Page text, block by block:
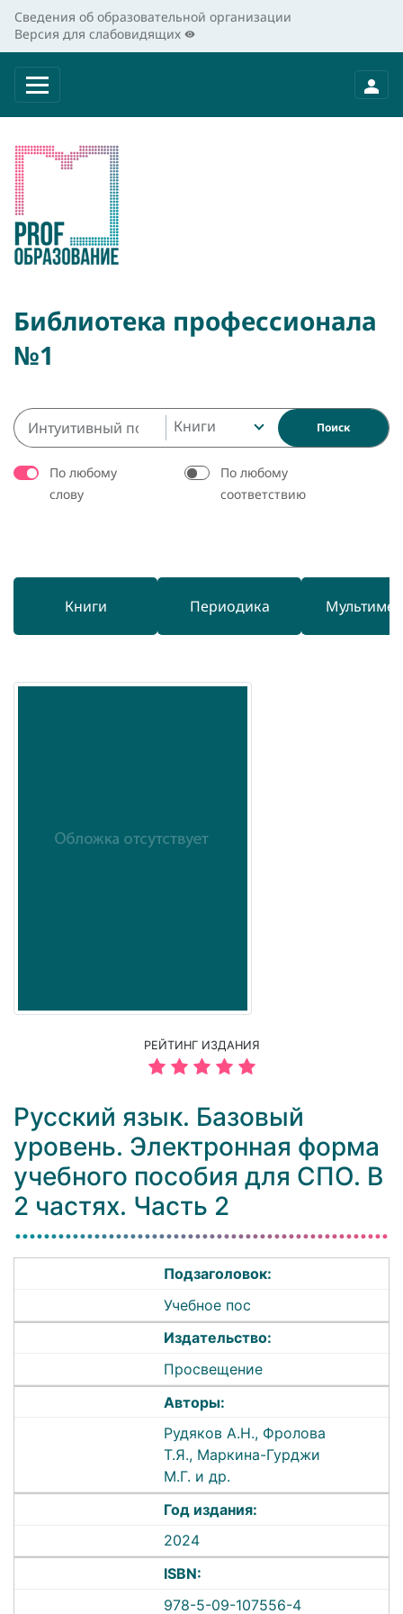
Сведения об образовательной организации
Версия для слабовидящих
Библиотека профессионала
№1
Книги Поиск
По любому
слову
По любому
соответствию
Книги Периодика
РЕЙТИНГ ИЗДАНИЯ
Русский язык. Базовый
уровень. Электронная форма
учебного пособия для СПО. В
2 частях. Часть 2
Подзаголовок:
Учебное пос
Издательство:
Просвещение
Авторы:
Рудяков А.Н., Фролова
Т.Я., Маркина-Гурджи
М.Г. и др.
Год издания:
2024
ISBN:
978-5-09-107556-4